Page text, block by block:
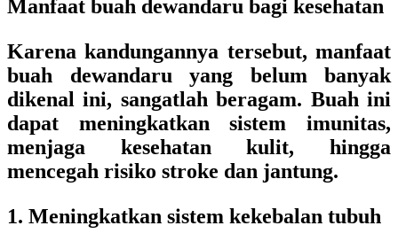
Manfaat buah dewandaru bagi kesehatan
Karena kandungannya tersebut, manfaat
buah dewandaru yang belum banyak
dikenal ini, sangatlah beragam. Buah ini
dapat meningkatkan sistem imunitas,
menjaga kesehatan kulit, hingga
mencegah risiko stroke dan jantung.
1. Meningkatkan sistem kekebalan tubuh